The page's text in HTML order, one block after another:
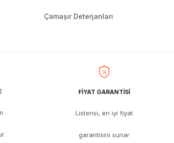
Çamaşır Deterjanları
FİYAT GARANTİSİ
Listensi, en iyi fiyat
garantisini sunar